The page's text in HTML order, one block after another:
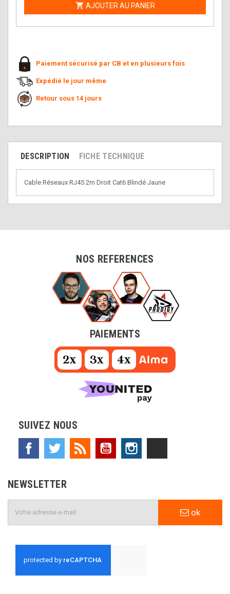
 AJOUTER AU PANIER
Paiement sécurisé par CB et en plusieurs fois
Expédié le jour même
Retour sous 14 jours
DESCRIPTION FICHE TECHNIQUE
Cable Réseaux RJ45 2m Droit Cat6 Blindé Jaune
NOS REFERENCES
PAIEMENTS
SUIVEZ NOUS
Facebook Twitter Rss YouTube
NEWSLETTER
ok